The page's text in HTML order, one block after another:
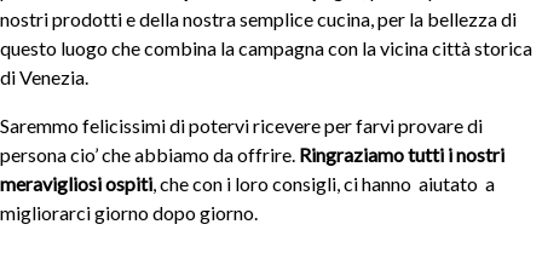
nostri prodotti e della nostra semplice cucina, per la bellezza di
questo luogo che combina la campagna con la vicina città storica
di Venezia.
Saremmo felicissimi di potervi ricevere per farvi provare di
persona cio’ che abbiamo da offrire. Ringraziamo tutti i nostri
meravigliosi ospiti, che con i loro consigli, ci hanno aiutato a
migliorarci giorno dopo giorno.